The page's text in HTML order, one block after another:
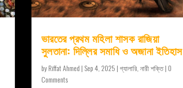
ভারতের প্রথম মহিলা শাসক রাজিয়া
সুলতানা: দিল্লির সমাধি ও অজানা ইতিহাস
byRiffat Ahmed | Sep 4, 2025 |গ্যালারি,নারী শক্তি| 0
Comments